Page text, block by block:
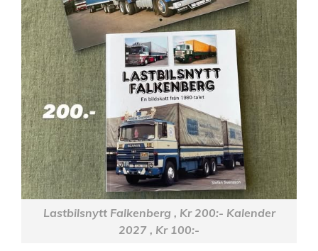
Lastbilsnytt Falkenberg , Kr 200:- Kalender
2027 , Kr 100:-